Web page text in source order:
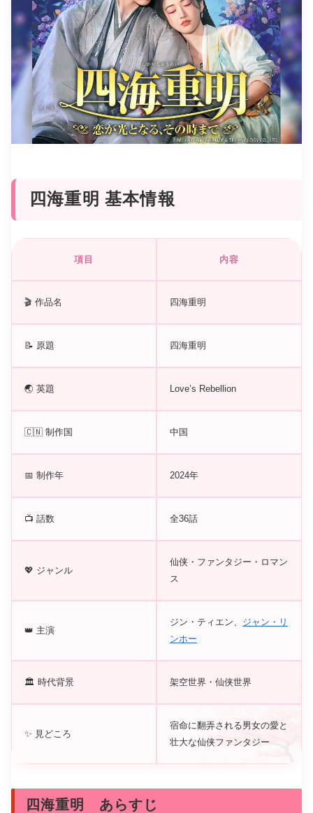
四海重明 基本情報
項目 内容
🎬 作品名 四海重明
📝 原題 四海重明
🌏 英題 Love’s Rebellion
🇨🇳 制作国 中国
📅 制作年 2024年
📺 話数 全36話
💖 ジャンル
仙侠・ファンタジー・ロマン
ス
👑 主演
ジン・ティエン、 ジャン・リ
ンホー
🏛️ 時代背景 架空世界・仙侠世界
✨ 見どころ
宿命に翻弄される男女の愛と
壮大な仙侠ファンタジー
四海重明 あらすじ